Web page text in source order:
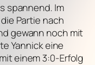
spannend. Im
Partie nach
gewann noch mit
Yannick eine
einem 3:0-Erfolg